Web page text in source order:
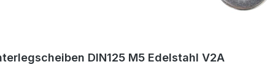
DIN125 M5 Edelstahl V2A